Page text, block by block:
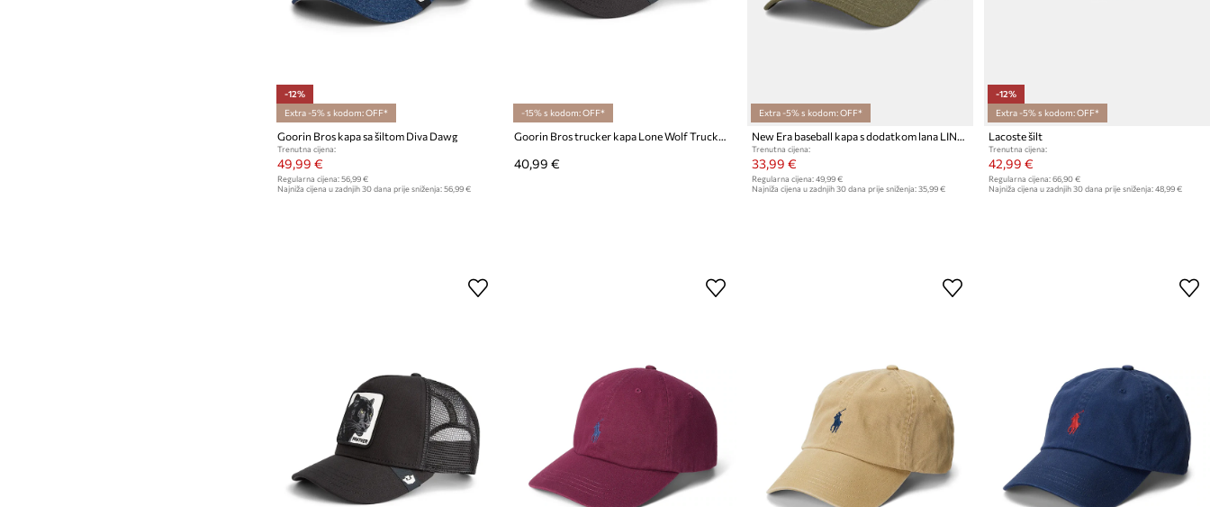
-12%
Extra -5% s kodom: OFF*
Goorin Bros kapa sa šiltom Diva Dawg
Trenutna cijena:
49,99 €
Regularna cijena: 56,99 €
Najniža cijena u zadnjih 30 dana prije sniženja: 56,99 €
-15% s kodom: OFF*
Goorin Bros trucker kapa Lone Wolf Trucker
40,99 €
Extra -5% s kodom: OFF*
New Era baseball kapa s dodatkom lana LINEN 9TWENTY®
Trenutna cijena:
33,99 €
Regularna cijena: 49,99 €
Najniža cijena u zadnjih 30 dana prije sniženja: 35,99 €
-12%
Extra -5% s kodom: OFF*
Lacoste šilt
Trenutna cijena:
42,99 €
Regularna cijena: 66,90 €
Najniža cijena u zadnjih 30 dana prije sniženja: 48,99 €